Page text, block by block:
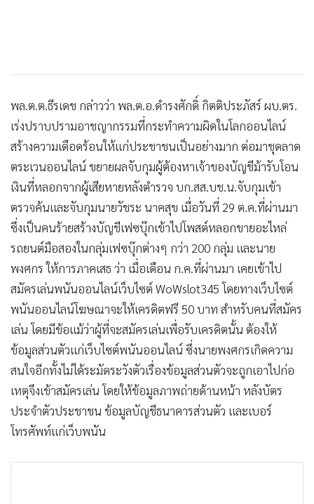
พล.ต.ต.ธีรเดช กล่าวว่า พล.ต.อ.ดำรงศักดิ์ กิตติประภัสร์ ผบ.ตร.
เร่งปราบปรามอาชญากรรมที่กระทำความผิดในโลกออนไลน์
สร้างความเดือดร้อนให้แก่ประชาชนเป็นอย่างมาก ต่อมาชุดลาด
ตระเวนออนไลน์ ขยายผลจับกุมผู้ต้องหาเจ้าของบัญชีม้ารับโอน
เงินที่หลอกจากผู้เสียหายหลังตำรวจ บก.สส.บช.น.จับกุมเข้า
ตรวจค้นและจับกุมนายวัชระ นาคสุข เมื่อวันที่ 29 ต.ค.ที่ผ่านมา
ซึ่งเป็นคนร้ายสร้างบัญชีเฟซบุ๊กเข้าไปโพสต์หลอกขายอะไหล่
รถยนต์มือสองในกลุ่มเฟซบุ๊กต่างๆ กว่า 200 กลุ่ม และนาย
พงศกร ให้การภาคเสธ ว่า เมื่อเดือน ก.ค.ที่ผ่านมา เคยเข้าไป
สมัครเล่นพนันออนไลน์เว็บไซต์ WoWslot345 โดยทางเว็บไซต์
พนันออนไลน์โฆษณาจะให้เครดิตฟรี 50 บาท สำหรับคนที่สมัคร
เล่น โดยมีข้อแม้ว่าผู้ที่จะสมัครเล่นเพื่อรับเครดิตนั้น ต้องให้
ข้อมูลส่วนตัวแก่เว็บไซต์พนันออนไลน์ ซึ่งนายพงศกรเกิดความ
สนใจอีกทั้งไม่ได้ระมัดระวังตัวเรื่องข้อมูลส่วนตัวจะถูกเอาไปก่อ
เหตุจึงเข้าสมัครเล่น โดยให้ข้อมูลภาพถ่ายด้านหน้า หลังบัตร
ประจำตัวประชาชน ข้อมูลบัญชีธนาคารส่วนตัว และเบอร์
โทรศัพท์แก่เว็บพนัน